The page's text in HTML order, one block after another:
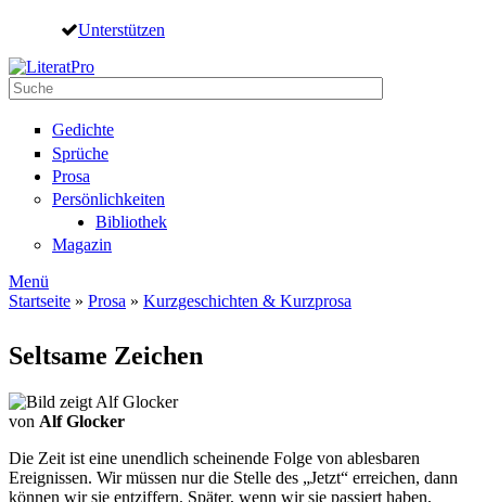
Direkt zum Inhalt
Unterstützen
Suche
Gedichte
Sprüche
Prosa
Persönlichkeiten
Bibliothek
Magazin
Menü
Startseite » Prosa » Kurzgeschichten & Kurzprosa
Seltsame Zeichen
von Alf Glocker
Die Zeit ist eine unendlich scheinende Folge von ablesbaren
Ereignissen. Wir müssen nur die Stelle des „Jetzt“ erreichen, dann
können wir sie entziffern. Später, wenn wir sie passiert haben,